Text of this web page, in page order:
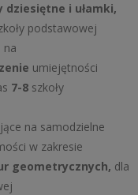
dziesiętne i ułamki,
podstawowej
na
umiejętności
7-8 szkoły
na samodzielne
w zakresie
geometrycznych, dla